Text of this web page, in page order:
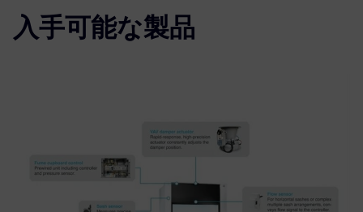
入手可能な製品